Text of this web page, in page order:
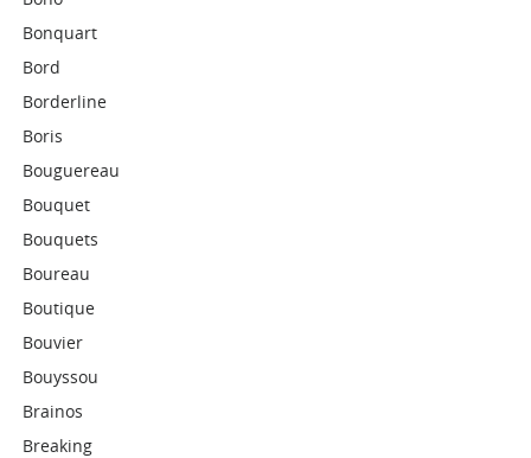
Bonquart
Bord
Borderline
Boris
Bouguereau
Bouquet
Bouquets
Boureau
Boutique
Bouvier
Bouyssou
Brainos
Breaking